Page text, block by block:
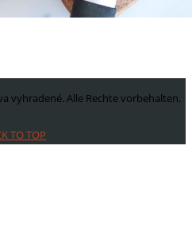
vyhradené. Alle Rechte vorbehalten.
TO TOP